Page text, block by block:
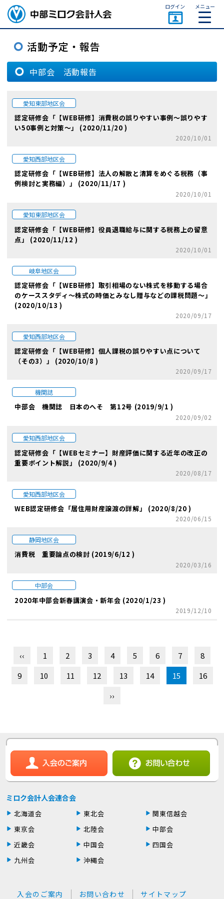
ログイン メニュー
中部会 活動報告
愛知東部地区会
認定研修会「【WEB研修】消費税の誤りやすい事例～誤りやす
い50事例と対策～」 (2020/11/20 )
2020/10/01
愛知西部地区会
認定研修会「【WEB研修】法人の解散と清算をめぐる税務（事
例検討と実務編）」 (2020/11/17 )
2020/10/01
愛知東部地区会
認定研修会「【WEB研修】役員退職給与に関する税務上の留意
点」 (2020/11/12 )
2020/10/01
岐阜地区会
認定研修会「【WEB研修】取引相場のない株式を移動する場合
のケーススタディ～株式の時価とみなし贈与などの課税問題～」
(2020/10/13 )
2020/09/17
愛知西部地区会
認定研修会「【WEB研修】個人課税の誤りやすい点について
（その3）」 (2020/10/8 )
2020/09/17
機関誌
中部会 機関誌 日本のへそ 第12号 (2019/9/1 )
2020/09/02
愛知西部地区会
認定研修会「【WEBセミナー】財産評価に関する近年の改正の
重要ポイント解説」 (2020/9/4 )
2020/08/17
愛知西部地区会
WEB認定研修会「居住用財産譲渡の詳解」 (2020/8/20 )
2020/06/15
静岡地区会
消費税 重要論点の検討 (2019/6/12 )
2020/03/16
中部会
2020年中部会新春講演会・新年会 (2020/1/23 )
2019/12/10
‹‹ 1 2 3 4 5 6 7
8
9
10 11 12 13 14 15
16
››
ミロク会計人会連合会
北海道会 東北会
関東信越会
東京会
北陸会
中部会
近畿会
中国会
四国会
九州会
沖縄会
入会のご案内 お問い合わせ サイトマップ